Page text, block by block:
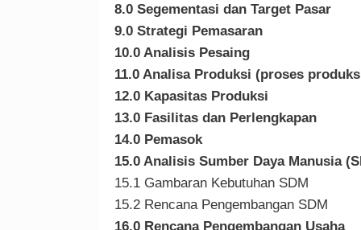
8.0 Segementasi dan Target Pasar
9.0 Strategi Pemasaran
10.0 Analisis Pesaing
11.0 Analisa Produksi (proses
12.0 Kapasitas Produksi
13.0 Fasilitas dan Perlengkapan
14.0 Pemasok
15.0 Analisis Sumber Daya Manusia
15.1 Gambaran Kebutuhan SDM
15.2 Rencana Pengembangan SDM
16.0 Rencana Pengembangan Usaha